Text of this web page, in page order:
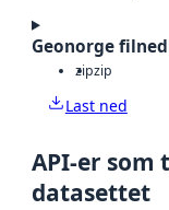
Geonorge
zipzip
Last ned
API-er
datasettet